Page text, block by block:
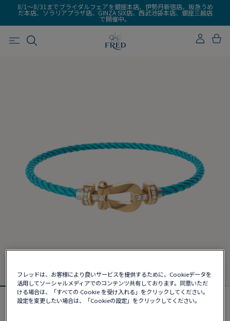
8/1～8/31までブライダルフェアを銀座本店、伊勢丹新宿店、阪急うめ
だ本店、ソラリアプラザ店、GINZA SIX店、西武池袋本店、銀座三越店
で開催中。
フォース10ブレスレット
フレッドは、お客様により良いサービスを提供するために、Cookieデータを
活用してソーシャルメディアでのコンテンツ共有しております。同意いただ
ける場合は、「すべての Cookie を受け入れる」をクリックしてください。
設定を変更したい場合は、「Cookieの設定」をクリックしてください。